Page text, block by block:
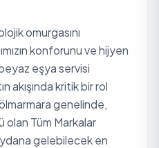
omurgasını
konforunu ve hijyen
eşya servisi
akışında kritik bir rol
genelinde,
olan Tüm Markalar
gelebilecek en